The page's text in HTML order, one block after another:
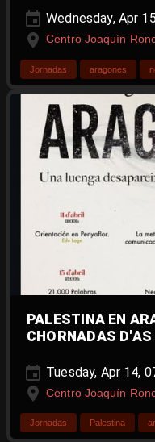
Wednesday, Apr
Centro Joaquín
Jornadas aragones
PALESTINA EN
CHORNADAS
Tuesday, Apr 14,
Centro Joaquín
Jornadas Palestina